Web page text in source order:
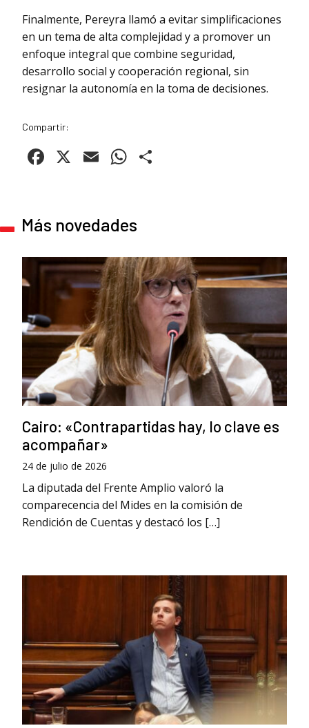
Finalmente, Pereyra llamó a evitar simplificaciones
en un tema de alta complejidad y a promover un
enfoque integral que combine seguridad,
desarrollo social y cooperación regional, sin
resignar la autonomía en la toma de decisiones.
Compartir:
Facebook
X EmailWhatsApp
Más novedades
Cairo: «Contrapartidas hay, lo clave es
acompañar»
24 de julio de 2026
La diputada del Frente Amplio valoró la
comparecencia del Mides en la comisión de
Rendición de Cuentas y destacó los […]